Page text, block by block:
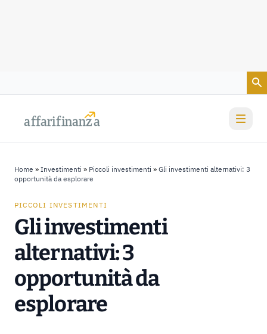
affarifinanza
affarifinanza
Home » Investimenti » Piccoli investimenti » Gli investimenti alternativi: 3
opportunità da esplorare
PICCOLI INVESTIMENTI
Gli investimenti
alternativi: 3
opportunità da
esplorare